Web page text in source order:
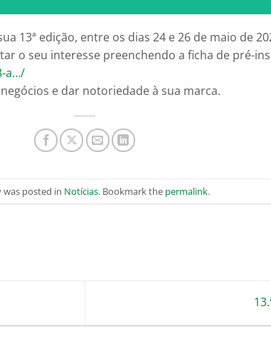
13ª edição, entre os dias 24 e 26 de maio de
o seu interesse preenchendo a ficha de pré-
a…/
e dar notoriedade à sua marca.
was posted in Notícias. Bookmark the permalink.